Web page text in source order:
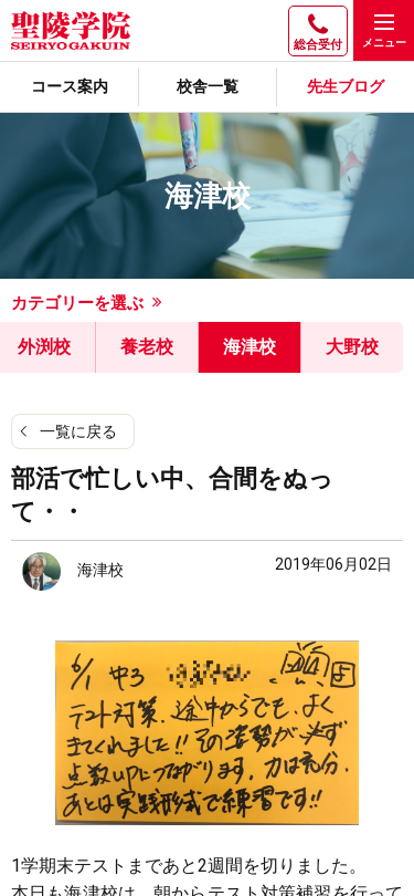
総合受付
コース案内 校舎一覧 先生ブログ
海津校
カテゴリーを選ぶ
外渕校 養老校 海津校 大野校
一覧に戻る
部活で忙しい中、合間をぬっ
て・・
海津校 2019年06月02日
1学期末テストまであと2週間を切りました。